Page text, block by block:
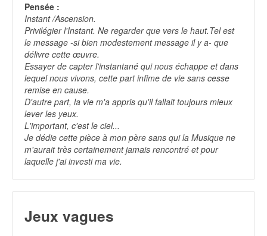
Pensée :
Instant /Ascension.
Privilégier l'Instant. Ne regarder que vers le haut.Tel est
le message -si bien modestement message il y a- que
délivre cette œuvre.
Essayer de capter l'instantané qui nous échappe et dans
lequel nous vivons, cette part infime de vie sans cesse
remise en cause.
D'autre part, la vie m'a appris qu'il fallait toujours mieux
lever les yeux.
L'important, c'est le ciel...
Je dédie cette pièce à mon père sans qui la Musique ne
m'aurait très certainement jamais rencontré et pour
laquelle j'ai investi ma vie.
Jeux vagues